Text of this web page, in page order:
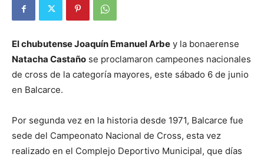
El chubutense Joaquín Emanuel Arbe y la bonaerense
Natacha Castaño se proclamaron campeones nacionales
de cross de la categoría mayores, este sábado 6 de junio
en Balcarce.
Por segunda vez en la historia desde 1971, Balcarce fue
sede del Campeonato Nacional de Cross, esta vez
realizado en el Complejo Deportivo Municipal, que días